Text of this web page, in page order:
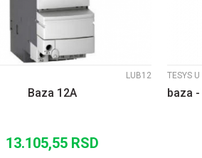
LUB12
Baza 12A
13.105,55 RSD
TESYS U
baza -